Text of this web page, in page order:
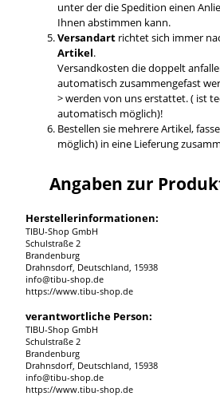
unter der die Spedition einen
Ihnen abstimmen kann.
Versandartrichtet sich immer
Artikel.
Versandkosten die doppelt
automatisch zusammengefast
> werden von uns erstattet. ( ist
automatisch möglich)!
Bestellen sie mehrere Artikel,
möglich) in eine Lieferung
Angaben zur
Herstellerinformationen:
TIBU-Shop GmbH
Schulstraße 2
Brandenburg
Drahnsdorf, Deutschland, 15938
info@tibu-shop.de
https://www.tibu-shop.de
verantwortliche Person:
TIBU-Shop GmbH
Schulstraße 2
Brandenburg
Drahnsdorf, Deutschland, 15938
info@tibu-shop.de
https://www.tibu-shop.de